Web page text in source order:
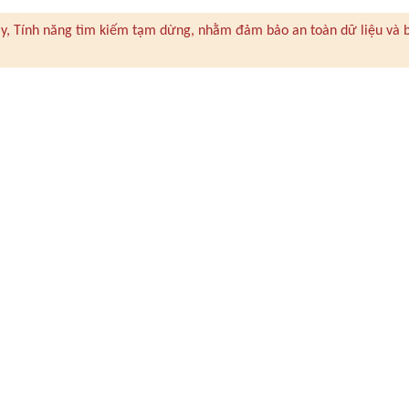
Tính năng tìm kiếm tạm dừng, nhằm đảm bảo an toàn dữ liệu và